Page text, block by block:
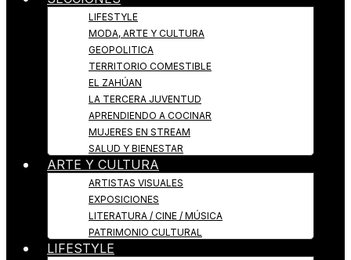
LIFESTYLE
MODA, ARTE Y CULTURA
GEOPOLITICA
TERRITORIO COMESTIBLE
EL ZAHÚAN
LA TERCERA JUVENTUD
APRENDIENDO A COCINAR
MUJERES EN STREAM
SALUD Y BIENESTAR
ARTE Y CULTURA
ARTISTAS VISUALES
EXPOSICIONES
LITERATURA / CINE / MÚSICA
PATRIMONIO CULTURAL
LIFESTYLE